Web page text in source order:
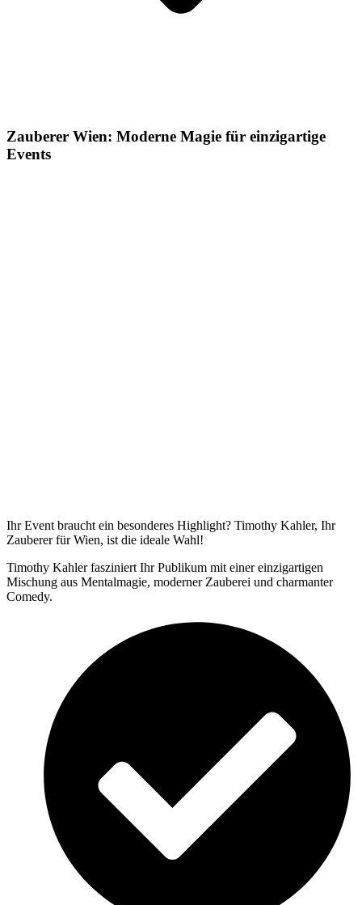
Zauberer Wien: Moderne Magie für einzigartige
Events
Ihr Event braucht ein besonderes Highlight? Timothy Kahler, Ihr
Zauberer für Wien, ist die ideale Wahl!
Timothy Kahler fasziniert Ihr Publikum mit einer einzigartigen
Mischung aus Mentalmagie, moderner Zauberei und charmanter
Comedy.